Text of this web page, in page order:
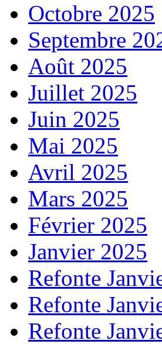
Octobre 2025
Septembre
Août 2025
Juillet 2025
Juin 2025
Mai 2025
Avril 2025
Mars 2025
Février 2025
Janvier 2025
Refonte
Refonte
Refonte